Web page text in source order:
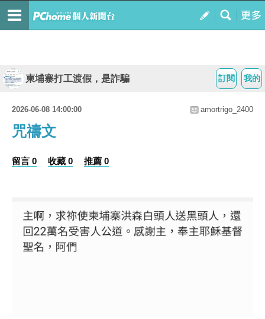
我的
訂閱
柬埔寨打工渡假，是詐騙
2026-06-08 14:00:00 amortrigo_2400
咒禱文
留言 0 收藏 0 推薦 0